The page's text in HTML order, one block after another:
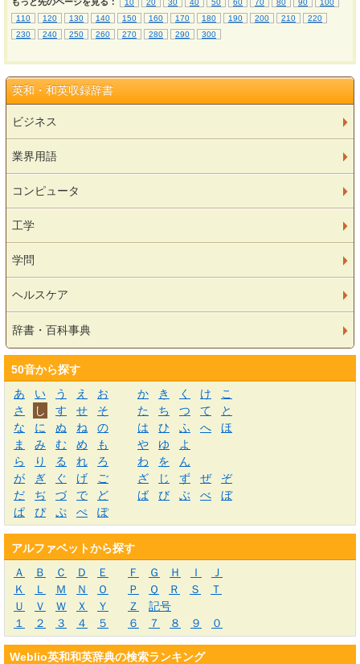
10 20 30 40 50 60 70 80 90
100
110
120 130 140 150 160 170 180 190 200 210
220
230
240 250 260 270 280 290 300
英和・和英収録辞書
ビジネス
業界用語
コンピュータ
工学
学問
ヘルスケア
辞書・百科事典
50音から探す
あ
い う え お か き く け
こ
さ
し す せ そ た ち つ て
と
な
に ぬ ね の は ひ ふ へ
ほ
ま
み む め も や ゆ
よ
ら
り る れ ろ わ を
ん
が
ぎ ぐ げ ご ざ じ ず ぜ
ぞ
だ
ぢ づ で ど ば び ぶ べ
ぼ
ぱ
ぴ ぷ ぺ ぽ
アルファベットから探す
Ａ
Ｂ Ｃ Ｄ Ｅ Ｆ Ｇ Ｈ Ｉ
Ｊ
Ｋ
Ｌ Ｍ Ｎ Ｏ Ｐ Ｑ Ｒ Ｓ
Ｔ
Ｕ
Ｖ Ｗ Ｘ Ｙ Ｚ
記号
１
２ ３ ４ ５ ６ ７ ８ ９ ０
Weblio英和和英辞典の検索ランキング